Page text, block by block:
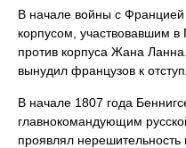
В начале войны с
корпусом, участвовавшим
против корпуса Жана
вынудил французов к
В начале 1807 года
главнокомандующим
проявлял нерешительность